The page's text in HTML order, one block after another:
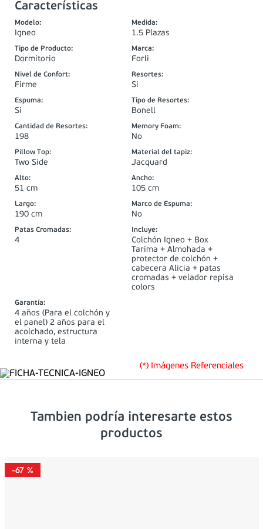
Características
Modelo:
Igneo
Medida:
1.5 Plazas
Tipo de Producto:
Dormitorio
Marca:
Forli
Nivel de Confort:
Firme
Resortes:
Si
Espuma:
Si
Tipo de Resortes:
Bonell
Cantidad de Resortes:
198
Memory Foam:
No
Pillow Top:
Two Side
Material del tapiz:
Jacquard
Alto:
51 cm
Ancho:
105 cm
Largo:
190 cm
Marco de Espuma:
No
Patas Cromadas:
4
Incluye:
Colchón Igneo + Box
Tarima + Almohada +
protector de colchón +
cabecera Alicia + patas
cromadas + velador repisa
colors
Garantía:
4 años (Para el colchón y
el panel) 2 años para el
acolchado, estructura
interna y tela
(*) Imágenes Referenciales
Tambien podría interesarte estos
productos
-67 %